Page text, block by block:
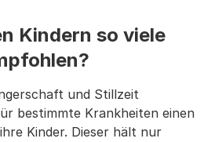
Kindern so viele
und Stillzeit
bestimmte Krankheiten einen
Kinder. Dieser hält nur